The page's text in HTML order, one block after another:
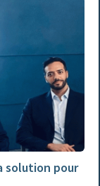
solution pour